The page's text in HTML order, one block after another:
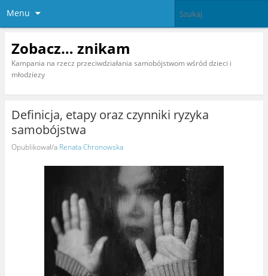
Menu
Zobacz… znikam
Kampania na rzecz przeciwdziałania samobójstwom wśród dzieci i
młodziezy
Definicja, etapy oraz czynniki ryzyka
samobójstwa
Opublikował/a Renata Chronowska